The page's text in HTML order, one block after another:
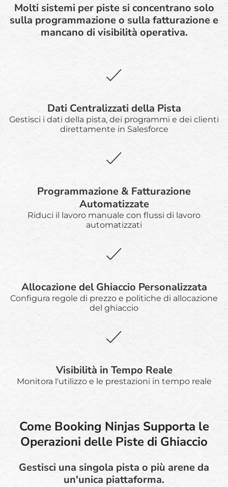
Molti sistemi per piste si concentrano solo
sulla programmazione o sulla fatturazione e
mancano di visibilità operativa.
Dati Centralizzati della Pista
Gestisci i dati della pista, dei programmi e dei clienti
direttamente in Salesforce
Programmazione & Fatturazione
Automatizzate
Riduci il lavoro manuale con flussi di lavoro
automatizzati
Allocazione del Ghiaccio Personalizzata
Configura regole di prezzo e politiche di allocazione
del ghiaccio
Visibilità in Tempo Reale
Monitora l'utilizzo e le prestazioni in tempo reale
Come Booking Ninjas Supporta le
Operazioni delle Piste di Ghiaccio
Gestisci una singola pista o più arene da
un'unica piattaforma.